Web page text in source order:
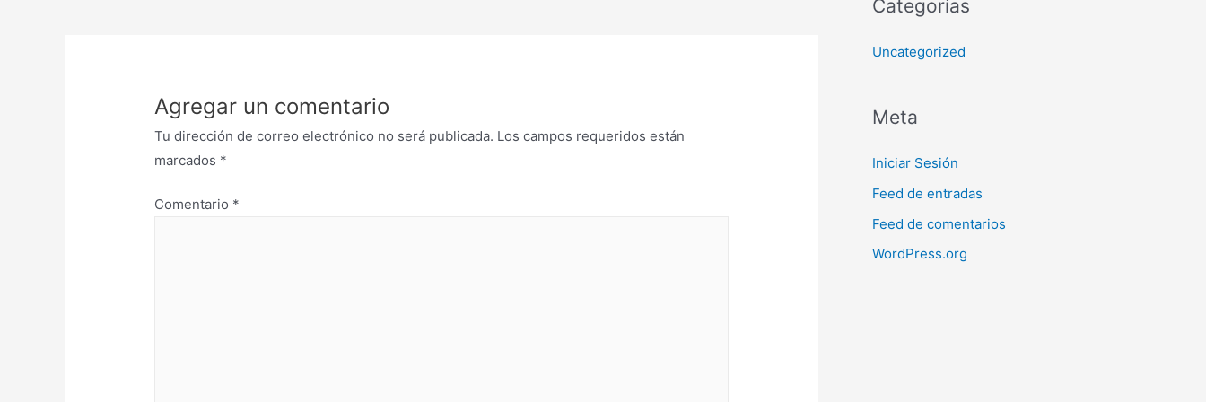
Agregar un comentario
Tu dirección de correo electrónico no será publicada. Los campos requeridos están
marcados *
Comentario *
Categorías
Uncategorized
Meta
Iniciar Sesión
Feed de entradas
Feed de comentarios
WordPress.org